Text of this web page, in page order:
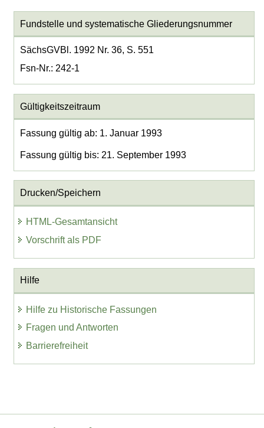
Fundstelle und systematische Gliederungsnummer
SächsGVBl. 1992 Nr. 36, S. 551
Fsn-Nr.: 242-1
Gültigkeitszeitraum
Fassung gültig ab: 1. Januar 1993
Fassung gültig bis: 21. September 1993
Drucken/Speichern
HTML-Gesamtansicht
Vorschrift als PDF
Hilfe
Hilfe zu Historische Fassungen
Fragen und Antworten
Barrierefreiheit